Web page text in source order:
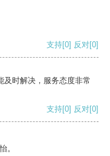
支持[0] 反对[0]
及时解决，服务态度非常
支持[0] 反对[0]
。